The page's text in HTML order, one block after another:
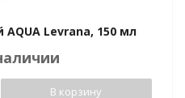
Levrana, 150 мл
В корзину